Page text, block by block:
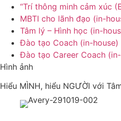
“Trí thông minh cảm xúc
MBTI cho lãnh đạo (in-
Tâm lý – Hình học (in-
Đào tạo Coach (in-house)
Đào tạo Career Coach
Hình ảnh
Hiểu MÌNH, hiểu NGƯỜI với